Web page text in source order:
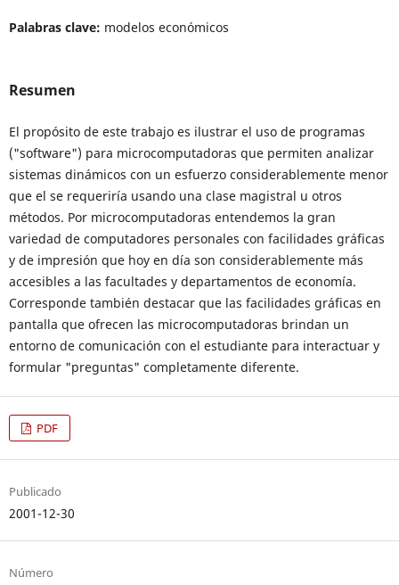
Palabras clave: modelos económicos
Resumen
El propósito de este trabajo es ilustrar el uso de programas
("software") para microcomputadoras que permiten analizar
sistemas dinámicos con un esfuerzo considerablemente menor
que el se requeriría usando una clase magistral u otros
métodos. Por microcomputadoras entendemos la gran
variedad de computadores personales con facilidades gráficas
y de impresión que hoy en día son considerablemente más
accesibles a las facultades y departamentos de economía.
Corresponde también destacar que las facilidades gráficas en
pantalla que ofrecen las microcomputadoras brindan un
entorno de comunicación con el estudiante para interactuar y
formular "preguntas" completamente diferente.
PDF
Publicado
2001-12-30
Número